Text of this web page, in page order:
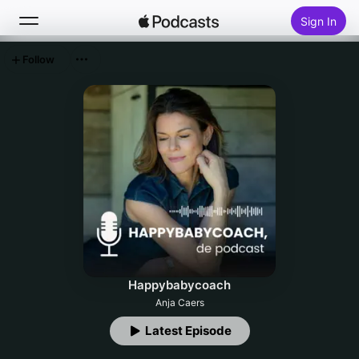
Sign In
Happybabycoach
Anja Caers
Latest Episode
Follow